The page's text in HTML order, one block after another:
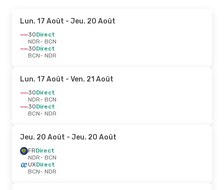
Lun. 17 Août - Jeu. 20 Août
3ODirect
NDR- BCN
3ODirect
BCN- NDR
Lun. 17 Août - Ven. 21 Août
3ODirect
NDR- BCN
3ODirect
BCN- NDR
Jeu. 20 Août - Jeu. 20 Août
FRDirect
NDR- BCN
UXDirect
BCN- NDR